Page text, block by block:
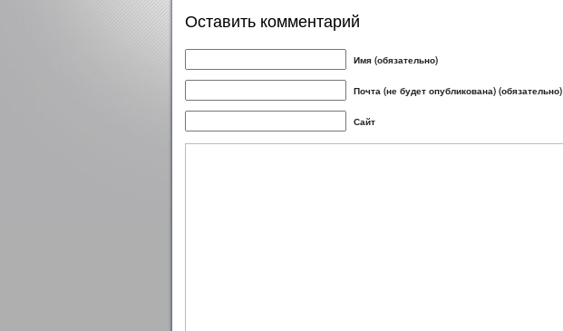
Оставить комментарий
Имя (обязательно)
Почта (не будет опубликована) (обязательно)
Сайт